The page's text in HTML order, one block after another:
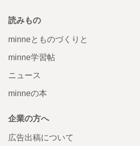
読みもの
minneとものづくりと
minne学習帖
ニュース
minneの本
企業の方へ
広告出稿について